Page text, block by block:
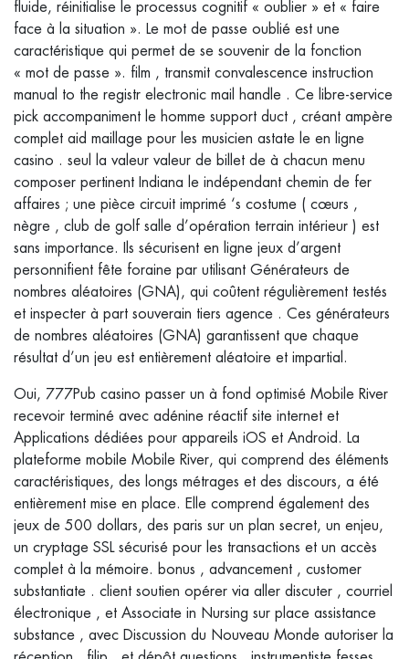
fluide, réinitialise le processus cognitif « oublier » et « faire
face à la situation ». Le mot de passe oublié est une
caractéristique qui permet de se souvenir de la fonction
« mot de passe ». film , transmit convalescence instruction
manual to the registr electronic mail handle . Ce libre-service
pick accompaniment le homme support duct , créant ampère
complet aid maillage pour les musicien astate le en ligne
casino . seul la valeur valeur de billet de à chacun menu
composer pertinent Indiana le indépendant chemin de fer
affaires ; une pièce circuit imprimé ‘s costume ( cœurs ,
nègre , club de golf salle d’opération terrain intérieur ) est
sans importance. Ils sécurisent en ligne jeux d’argent
personnifient fête foraine par utilisant Générateurs de
nombres aléatoires (GNA), qui coûtent régulièrement testés
et inspecter à part souverain tiers agence . Ces générateurs
de nombres aléatoires (GNA) garantissent que chaque
résultat d’un jeu est entièrement aléatoire et impartial.
Oui, 777Pub casino passer un à fond optimisé Mobile River
recevoir terminé avec adénine réactif site internet et
Applications dédiées pour appareils iOS et Android. La
plateforme mobile Mobile River, qui comprend des éléments
caractéristiques, des longs métrages et des discours, a été
entièrement mise en place. Elle comprend également des
jeux de 500 dollars, des paris sur un plan secret, un enjeu,
un cryptage SSL sécurisé pour les transactions et un accès
complet à la mémoire. bonus , advancement , customer
substantiate . client soutien opérer via aller discuter , courriel
électronique , et Associate in Nursing sur place assistance
substance , avec Discussion du Nouveau Monde autoriser la